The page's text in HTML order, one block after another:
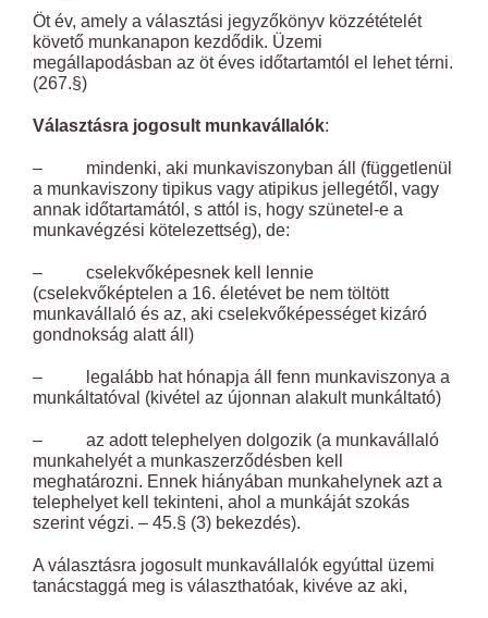
Öt év, amely a választási jegyzőkönyv közzétételét
követő munkanapon kezdődik. Üzemi
megállapodásban az öt éves időtartamtól el lehet térni.
(267.§)
Választásra jogosult munkavállalók:
– mindenki, aki munkaviszonyban áll (függetlenül
a munkaviszony tipikus vagy atipikus jellegétől, vagy
annak időtartamától, s attól is, hogy szünetel-e a
munkavégzési kötelezettség), de:
– cselekvőképesnek kell lennie
(cselekvőképtelen a 16. életévet be nem töltött
munkavállaló és az, aki cselekvőképességet kizáró
gondnokság alatt áll)
– legalább hat hónapja áll fenn munkaviszonya a
munkáltatóval (kivétel az újonnan alakult munkáltató)
– az adott telephelyen dolgozik (a munkavállaló
munkahelyét a munkaszerződésben kell
meghatározni. Ennek hiányában munkahelynek azt a
telephelyet kell tekinteni, ahol a munkáját szokás
szerint végzi. – 45.§ (3) bekezdés).
A választásra jogosult munkavállalók egyúttal üzemi
tanácstaggá meg is választhatóak, kivéve az aki,